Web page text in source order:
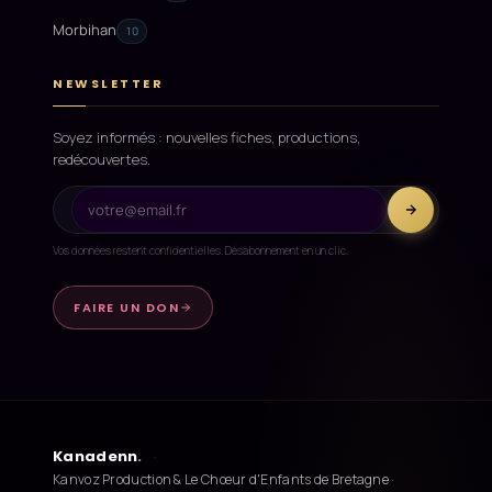
Morbihan 10
NEWSLETTER
Soyez informés : nouvelles fiches, productions,
redécouvertes.
Vos données restent confidentielles. Désabonnement en un clic.
FAIRE UN DON
Kanadenn.
·
Kanvoz Production & Le Chœur d'Enfants de Bretagne ·